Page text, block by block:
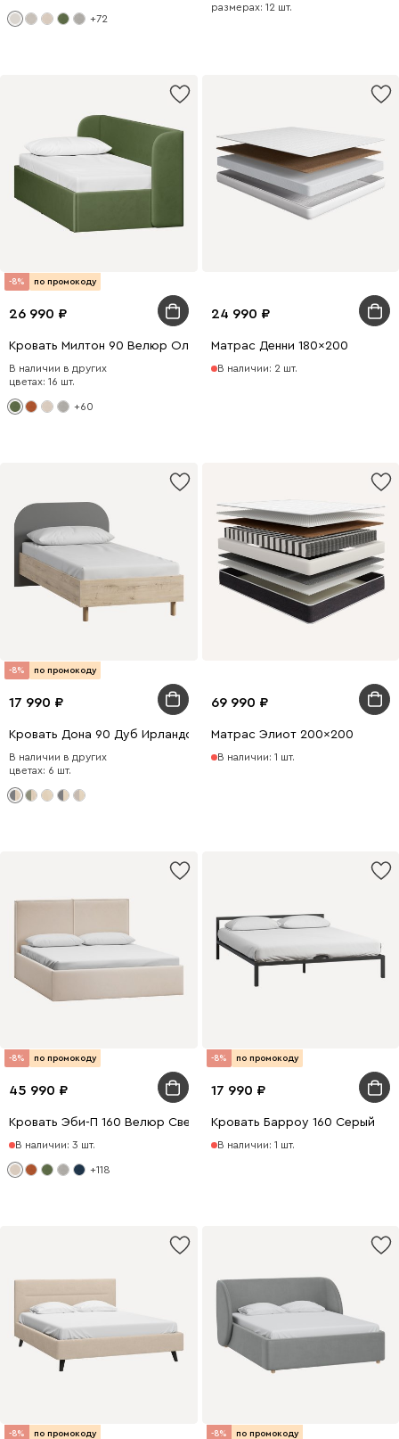
+72
размерах: 12 шт.
-8% по промокоду
26 990
Кровать Милтон 90 Велюр Оливковый
В наличии в других
цветах: 16 шт.
+60
24 990
Матрас Денни 180x200
В наличии: 2 шт.
-8% по промокоду
17 990
Кровать Дона 90 Дуб Ирландский
В наличии в других
цветах: 6 шт.
69 990
Матрас Элиот 200x200
В наличии: 1 шт.
-8% по промокоду
45 990
Кровать Эби-П 160 Велюр Светло-бежевый
В наличии: 3 шт.
+118
-8% по промокоду
17 990
Кровать Барроу 160 Серый
В наличии: 1 шт.
-8% по промокоду -8% по промокоду